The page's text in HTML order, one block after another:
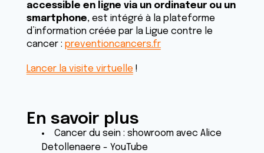
accessible en ligne via un ordinateur ou un
smartphone, est intégré à la plateforme
d’information créée par la Ligue contre le
cancer : preventioncancers.fr
Lancer la visite virtuelle !
En savoir plus
Cancer du sein : showroom avec Alice
Detollenaere - YouTube